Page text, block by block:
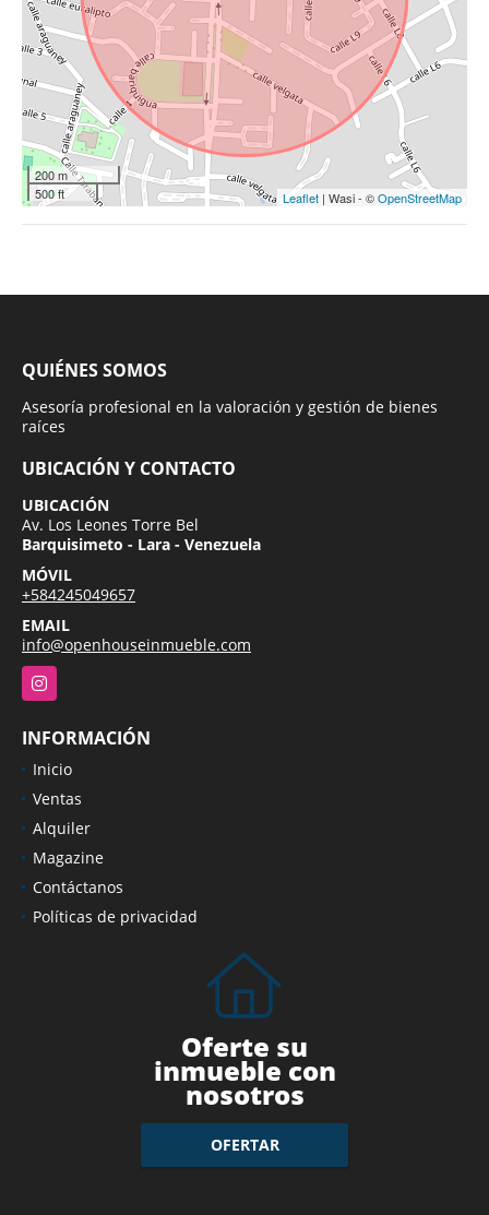
200 m
500 ft
Leaflet | Wasi - ©OpenStreetMap
QUIÉNES SOMOS
Asesoría profesional en la valoración y gestión de bienes
raíces
UBICACIÓN Y CONTACTO
UBICACIÓN
Av. Los Leones Torre Bel
Barquisimeto - Lara - Venezuela
MÓVIL
+584245049657
EMAIL
info@openhouseinmueble.com
Instagram
INFORMACIÓN
Inicio
Ventas
Alquiler
Magazine
Contáctanos
Políticas de privacidad
Oferte su
inmueble con
nosotros
OFERTAR